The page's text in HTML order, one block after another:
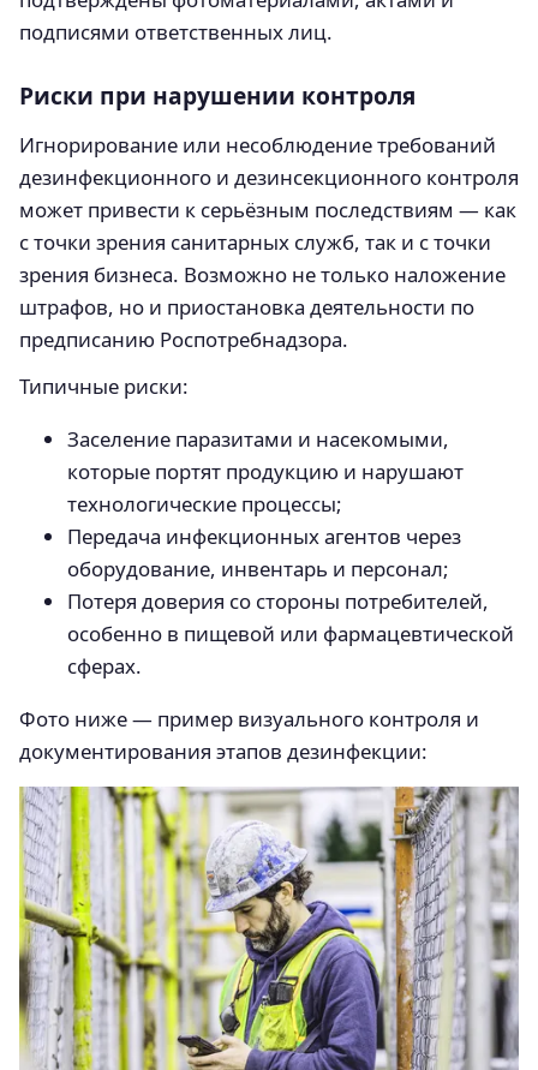
подписями ответственных лиц.
Риски при нарушении контроля
Игнорирование или несоблюдение требований
дезинфекционного и дезинсекционного контроля
может привести к серьёзным последствиям — как
с точки зрения санитарных служб, так и с точки
зрения бизнеса. Возможно не только наложение
штрафов, но и приостановка деятельности по
предписанию Роспотребнадзора.
Типичные риски:
Заселение паразитами и насекомыми,
которые портят продукцию и нарушают
технологические процессы;
Передача инфекционных агентов через
оборудование, инвентарь и персонал;
Потеря доверия со стороны потребителей,
особенно в пищевой или фармацевтической
сферах.
Фото ниже — пример визуального контроля и
документирования этапов дезинфекции: